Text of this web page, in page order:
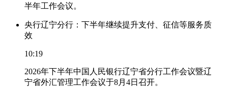
半年工作会议。
央行辽宁分行：下半年继续提升支付、征信等服务质
效
10:19
2026年下半年中国人民银行辽宁省分行工作会议暨辽
宁省外汇管理工作会议于8月4日召开。